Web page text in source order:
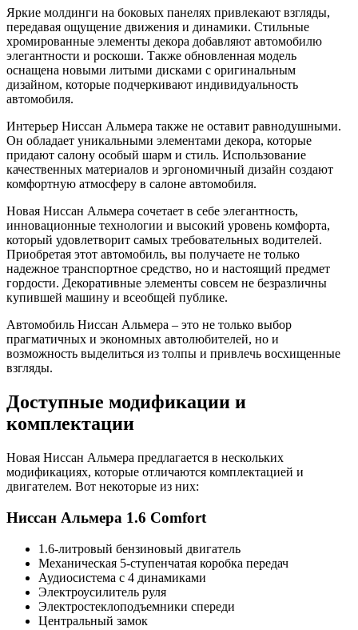
Яркие молдинги на боковых панелях привлекают взгляды,
передавая ощущение движения и динамики. Стильные
хромированные элементы декора добавляют автомобилю
элегантности и роскоши. Также обновленная модель
оснащена новыми литыми дисками с оригинальным
дизайном, которые подчеркивают индивидуальность
автомобиля.
Интерьер Ниссан Альмера также не оставит равнодушными.
Он обладает уникальными элементами декора, которые
придают салону особый шарм и стиль. Использование
качественных материалов и эргономичный дизайн создают
комфортную атмосферу в салоне автомобиля.
Новая Ниссан Альмера сочетает в себе элегантность,
инновационные технологии и высокий уровень комфорта,
который удовлетворит самых требовательных водителей.
Приобретая этот автомобиль, вы получаете не только
надежное транспортное средство, но и настоящий предмет
гордости. Декоративные элементы совсем не безразличны
купившей машину и всеобщей публике.
Автомобиль Ниссан Альмера – это не только выбор
прагматичных и экономных автолюбителей, но и
возможность выделиться из толпы и привлечь восхищенные
взгляды.
Доступные модификации и
комплектации
Новая Ниссан Альмера предлагается в нескольких
модификациях, которые отличаются комплектацией и
двигателем. Вот некоторые из них:
Ниссан Альмера 1.6 Comfort
1.6-литровый бензиновый двигатель
Механическая 5-ступенчатая коробка передач
Аудиосистема с 4 динамиками
Электроусилитель руля
Электростеклоподъемники спереди
Центральный замок